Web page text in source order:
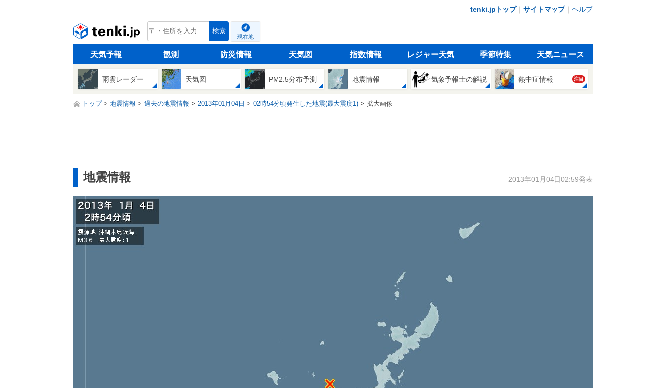
tenki.jpトップ｜ サイトマップ｜ ヘルプ
tenki.jp 検索
現在地
天気予報 観測 防災情報 天気図 指数情報 レジャー天気 季節特集 天気ニュース
雨雲レーダー 天気図 PM2.5分布予測 地震情報 気象予報士の解説 熱中症情報 注目
トップ 地震情報 過去の地震情報 2013年01月04日 02時54分頃発生した地震(最大震度1) 拡大画像
地震情報 2013年01月04日02:59発表